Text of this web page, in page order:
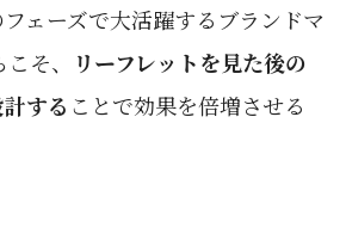
フェーズで大活躍するブランドマ
そ、
リーフレットを見た後の
する ことで効果を倍増させる